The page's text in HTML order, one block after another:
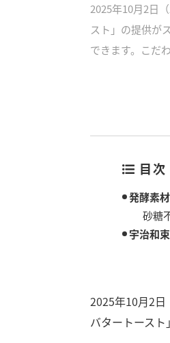
2025年10月2日
スト」の提供が
できます。こだ
目次
発酵素
砂糖
宇治和
2025年10月2日
バタートースト